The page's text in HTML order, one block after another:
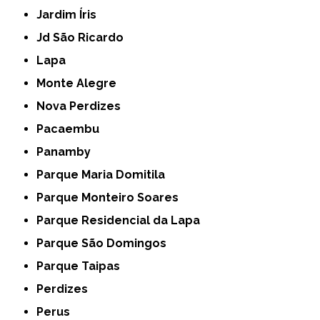
Jardim Íris
Jd São Ricardo
Lapa
Monte Alegre
Nova Perdizes
Pacaembu
Panamby
Parque Maria Domitila
Parque Monteiro Soares
Parque Residencial da Lapa
Parque São Domingos
Parque Taipas
Perdizes
Perus